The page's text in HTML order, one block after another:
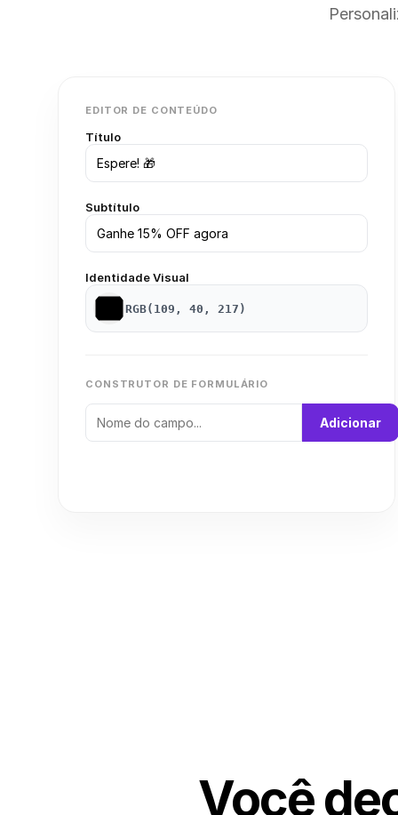
EDITOR DE CONTEÚDO
Título
Subtítulo
Identidade Visual
RGB(109, 40, 217)
CONSTRUTOR DE FORMULÁRIO
Adicionar
Você